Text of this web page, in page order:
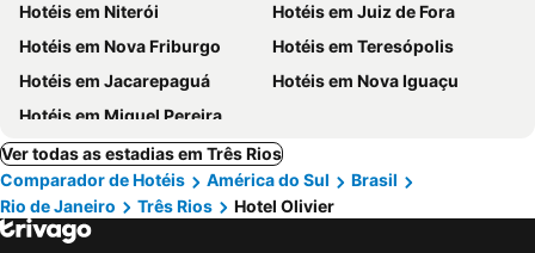
Hotéis em Niterói
Hotéis em Juiz de Fora
Hotéis em Nova Friburgo
Hotéis em Teresópolis
Hotéis em Jacarepaguá
Hotéis em Nova Iguaçu
Hotéis em Miguel Pereira
Ver todas as estadias em Três Rios
Comparador de Hotéis
América do Sul
Brasil
Rio de Janeiro
Três Rios Hotel Olivier